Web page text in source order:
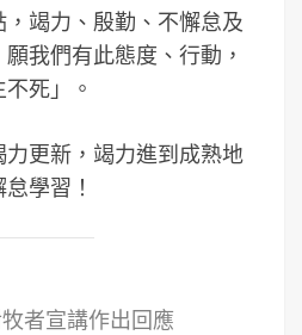
竭力、殷勤、不懈怠及
我們有此態度、行動，
死」。
更新，竭力進到成熟地
學習！
者宣講作出回應